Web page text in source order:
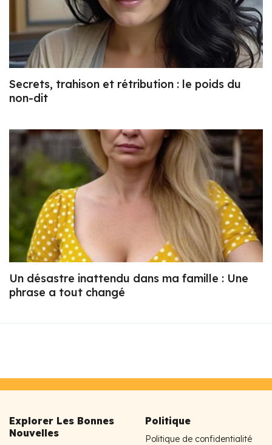
Secrets, trahison et rétribution : le poids du
non-dit
Un désastre inattendu dans ma famille : Une
phrase a tout changé
Explorer Les Bonnes
Nouvelles
Politique
Politique de confidentialité